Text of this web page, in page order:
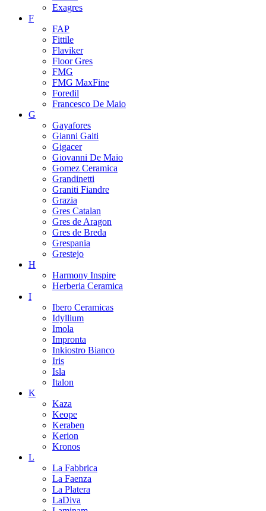
Exagres
F
FAP
Fittile
Flaviker
Floor Gres
FMG
FMG MaxFine
Foredil
Francesco De Maio
G
Gayafores
Gianni Gaiti
Gigacer
Giovanni De Maio
Gomez Ceramica
Grandinetti
Graniti Fiandre
Grazia
Gres Catalan
Gres de Aragon
Gres de Breda
Grespania
Grestejo
H
Harmony Inspire
Herberia Ceramica
I
Ibero Ceramicas
Idyllium
Imola
Impronta
Inkiostro Bianco
Iris
Isla
Italon
K
Kaza
Keope
Keraben
Kerion
Kronos
L
La Fabbrica
La Faenza
La Platera
LaDiva